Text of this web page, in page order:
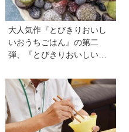
大人気作『とびきりおいし
いおうちごはん』の第二
弾、『とびきりおいしいお
よう【フローズンフルー
ツ】は簡単なのに華やか♡